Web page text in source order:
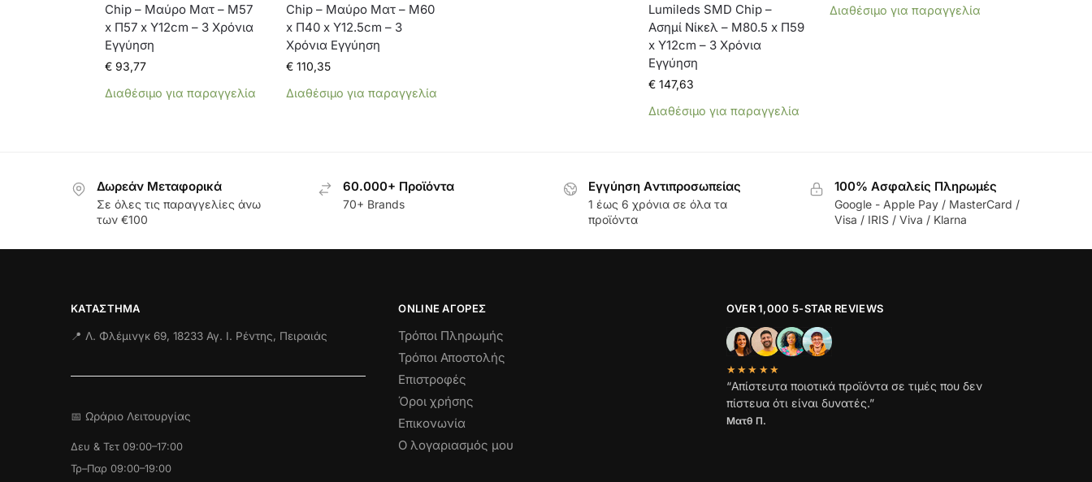
Chip – Μαύρο Ματ – Μ57
x Π57 x Υ12cm – 3 Χρόνια
Εγγύηση
€93,77
Διαθέσιμο για παραγγελία
Chip – Μαύρο Ματ – Μ60
x Π40 x Υ12.5cm – 3
Χρόνια Εγγύηση
€110,35
Διαθέσιμο για παραγγελία
Lumileds SMD Chip –
Ασημί Νίκελ – Μ80.5 x Π59
x Υ12cm – 3 Χρόνια
Εγγύηση
€147,63
Διαθέσιμο για παραγγελία
Διαθέσιμο για παραγγελία
Δωρεάν Μεταφορικά
Σε όλες τις παραγγελίες άνω
των €100
60.000+ Προϊόντα
70+ Brands
Εγγύηση Aντιπροσωπείας
1 έως 6 χρόνια σε όλα τα
προϊόντα
100% Ασφαλείς Πληρωμές
Google - Apple Pay / MasterCard /
Visa / IRIS / Viva / Klarna
ΚΑΤΆΣΤΗΜΑ
📍 Λ. Φλέμινγκ 69, 18233 Αγ. Ι. Ρέντης, Πειραιάς
📅 Ωράριο Λειτουργίας
Δευ & Τετ 09:00–17:00
Τρ–Παρ 09:00–19:00
ONLINE ΑΓΟΡΕΣ
Τρόποι Πληρωμής
Τρόποι Αποστολής
Επιστροφές
Όροι χρήσης
Επικονωνία
Ο λογαριασμός μου
OVER 1,000 5-STAR REVIEWS
★★★★★
“Απίστευτα ποιοτικά προϊόντα σε τιμές που δεν
πίστευα ότι είναι δυνατές.”
Ματθ Π.